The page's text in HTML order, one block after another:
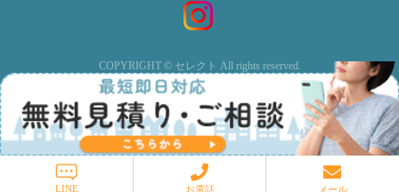
COPYRIGHT © セレクト All rights reserved.
LINE お電話 メール